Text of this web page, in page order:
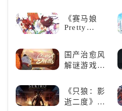
爱的装备出
发吧！
狂欢
《赛马娘
Pretty
一场跨次元
的竞速之旅
国产治愈风
解谜游戏
丘》
《只狼：影
逝二度》：